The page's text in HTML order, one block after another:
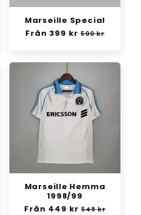
Marseille Special
Ordinarie
Från 399 kr 500 kr
Marseille Hemma
1998/99
Ordinarie
Från 449 kr 549 kr